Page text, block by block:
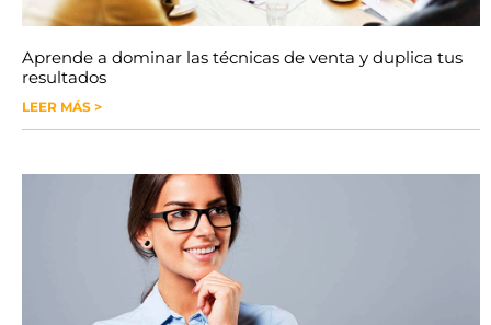
Aprende a dominar las técnicas de venta y duplica tus
resultados
LEER MÁS >